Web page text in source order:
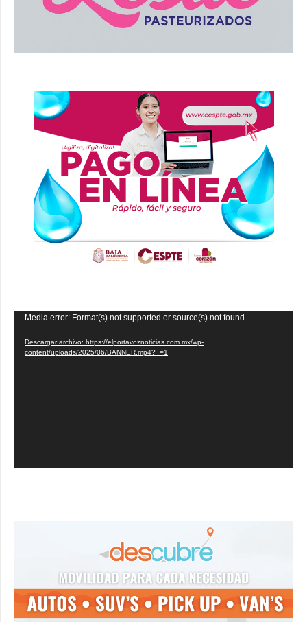
Reproductor
vídeo
Media error: Format(s) not supported or source(s) not found
Descargar archivo: https://elportavoznoticias.com.mx/wp-
content/uploads/2025/06/BANNER.mp4?_=1